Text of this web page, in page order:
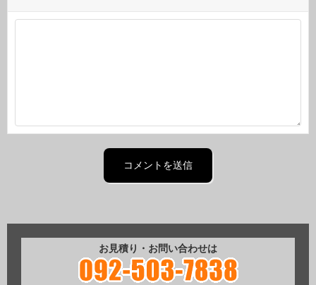
お見積り・お問い合わせは